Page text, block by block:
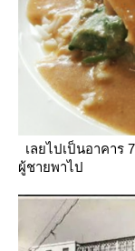
เลยไปเป็นอาคาร
ผู้ชายพาไป